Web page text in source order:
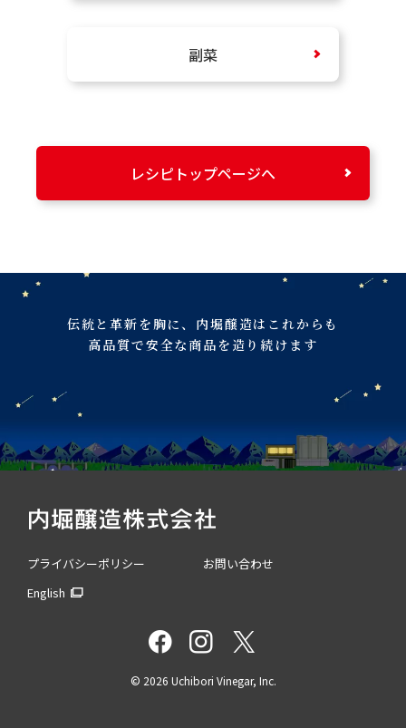
副菜
レシピトップページへ
伝統と革新を胸に、 内堀醸造はこれからも
高品質で安全な商品を造り続けます
プライバシーポリシー
お問い合わせ
English
© 2026 Uchibori Vinegar, Inc.